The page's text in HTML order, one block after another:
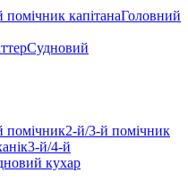
помічник капітанаГоловний
Судновий
помічник2-й/3-й помічник
3-й/4-й
кухар